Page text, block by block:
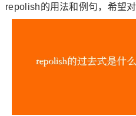
repolish的用法和例句，希望